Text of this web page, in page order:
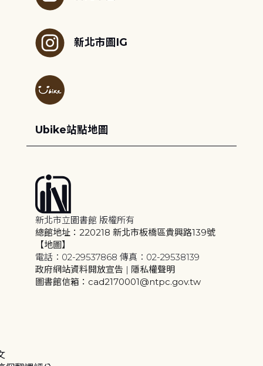
新北市圖IG
Ubike站點地圖
新北市立圖書館 版權所有
總館地址：220218 新北市板橋區貴興路139號
【地圖】
電話：02-29537868 傳真：02-29538139
政府網站資料開放宣告 | 隱私權聲明
圖書館信箱：cad2170001@ntpc.gov.tw